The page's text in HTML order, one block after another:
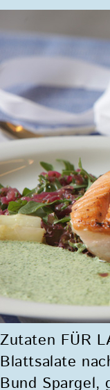
Zutaten FÜR
Blattsalate
Bund Spargel,